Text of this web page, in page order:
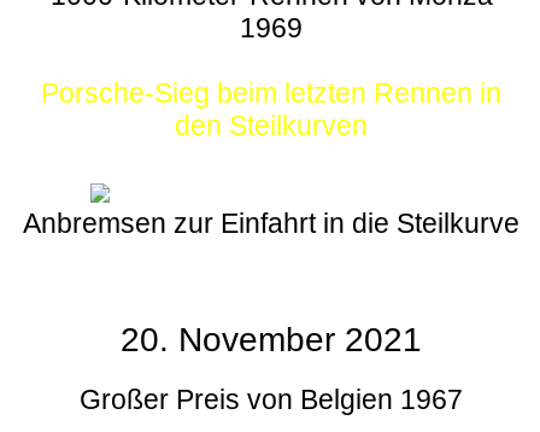
1969
Porsche-Sieg beim letzten Rennen in
den Steilkurven
Anbremsen zur Einfahrt in die Steilkurve
20. November 2021
Großer Preis von Belgien 1967